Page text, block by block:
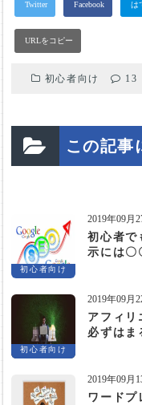
初心者向け 13
この記事
初心者向け
2019年09月
初心者で
示には〇
初心者向け
2019年09月
アフィリ
必ずはま
2019年09月
ワードプ